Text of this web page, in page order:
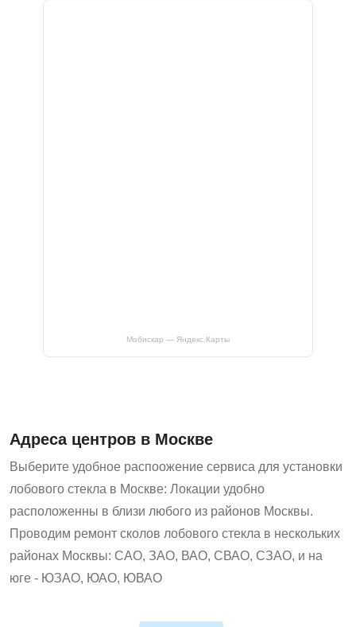
Мобискар — Яндекс.Карты
Адреса центров в Москве
Выберите удобное распоожение сервиса для установки
лобового стекла в Москве: Локации удобно
расположенны в близи любого из районов Москвы.
Проводим ремонт сколов лобового стекла в нескольких
районах Москвы: САО, ЗАО, ВАО, СВАО, СЗАО, и на
юге - ЮЗАО, ЮАО, ЮВАО